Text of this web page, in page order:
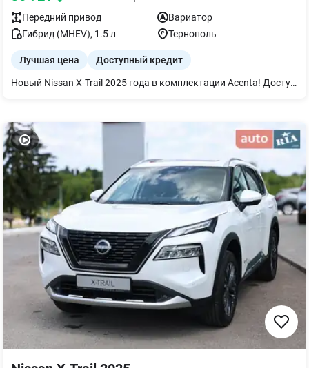
Передний привод
Вариатор
Гибрид (MHEV), 1.5л Тернополь
Лучшая цена Доступный кредит
Новый Nissan X-Trail 2025 года в комплектации Acenta! Доступен в белом перламутре! Автомобиль в наличии!